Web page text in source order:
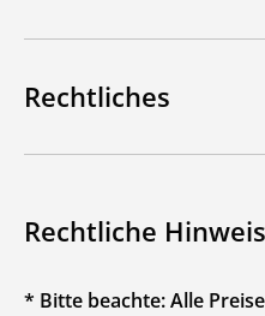
Rechtliches
Rechtliche
* Bitte beachte: Alle